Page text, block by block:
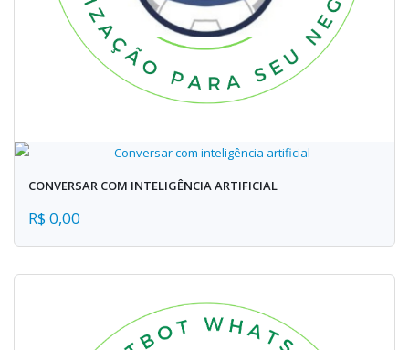
CONVERSAR COM INTELIGÊNCIA ARTIFICIAL
R$ 0,00